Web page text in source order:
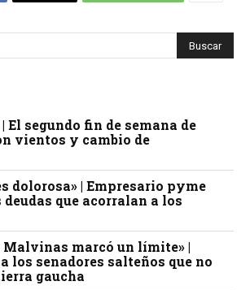
El segundo fin de semana de
vientos y cambio de
dolorosa» | Empresario pyme
deudas que acorralan a los
Malvinas marcó un límite» |
los senadores salteños que no
gaucha